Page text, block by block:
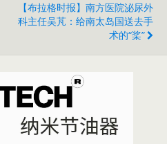
【布拉格时报】南方医院泌尿外
科主任吴芃：给南太岛国送去手
术的“桨”